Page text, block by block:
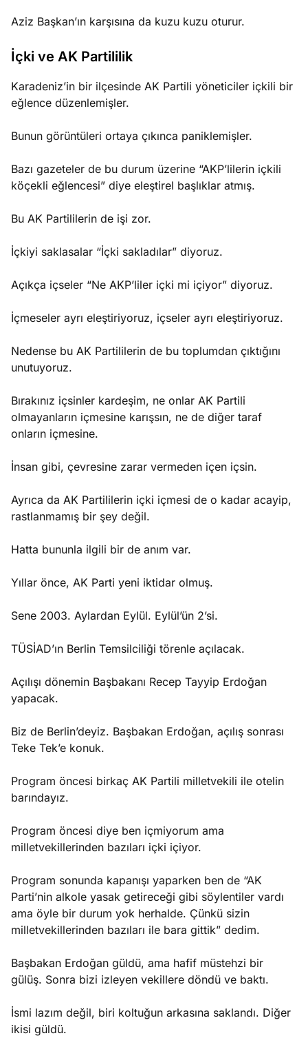
Aziz Başkan’ın karşısına da kuzu kuzu oturur.
İçki ve AK Partililik
Karadeniz’in bir ilçesinde AK Partili yöneticiler içkili bir
eğlence düzenlemişler.
Bunun görüntüleri ortaya çıkınca paniklemişler.
Bazı gazeteler de bu durum üzerine “AKP’lilerin içkili
köçekli eğlencesi” diye eleştirel başlıklar atmış.
Bu AK Partililerin de işi zor.
İçkiyi saklasalar “İçki sakladılar” diyoruz.
Açıkça içseler “Ne AKP’liler içki mi içiyor” diyoruz.
İçmeseler ayrı eleştiriyoruz, içseler ayrı eleştiriyoruz.
Nedense bu AK Partililerin de bu toplumdan çıktığını
unutuyoruz.
Bırakınız içsinler kardeşim, ne onlar AK Partili
olmayanların içmesine karışsın, ne de diğer taraf
onların içmesine.
İnsan gibi, çevresine zarar vermeden içen içsin.
Ayrıca da AK Partililerin içki içmesi de o kadar acayip,
rastlanmamış bir şey değil.
Hatta bununla ilgili bir de anım var.
Yıllar önce, AK Parti yeni iktidar olmuş.
Sene 2003. Aylardan Eylül. Eylül’ün 2’si.
TÜSİAD’ın Berlin Temsilciliği törenle açılacak.
Açılışı dönemin Başbakanı Recep Tayyip Erdoğan
yapacak.
Biz de Berlin’deyiz. Başbakan Erdoğan, açılış sonrası
Teke Tek’e konuk.
Program öncesi birkaç AK Partili milletvekili ile otelin
barındayız.
Program öncesi diye ben içmiyorum ama
milletvekillerinden bazıları içki içiyor.
Program sonunda kapanışı yaparken ben de “AK
Parti’nin alkole yasak getireceği gibi söylentiler vardı
ama öyle bir durum yok herhalde. Çünkü sizin
milletvekillerinden bazıları ile bara gittik” dedim.
Başbakan Erdoğan güldü, ama hafif müstehzi bir
gülüş. Sonra bizi izleyen vekillere döndü ve baktı.
İsmi lazım değil, biri koltuğun arkasına saklandı. Diğer
ikisi güldü.